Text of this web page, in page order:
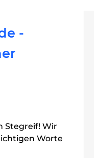
-
Stegreif! Wir
Worte